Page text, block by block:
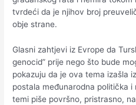
tvrdeći da je njihov broj
obje strane.
Glasni zahtjevi iz Evrope da
genocid” prije nego što bude
pokazuju da je ova tema izašla
postala međunarodna politička
temi piše površno, pristrasno,